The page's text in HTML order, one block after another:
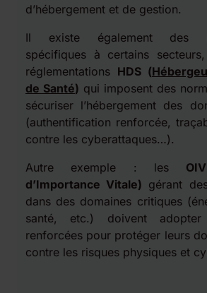
d’hébergement et de gestion.
Il existe également des
spécifiques à certains
réglementations HDS (
de Santé) qui imposent des
sécuriser l’hébergement des
(authentification renforcée,
contre les cyberattaques…).
Autre exemple : les
d’Importance Vitale) gérant
dans des domaines critiques
santé, etc.) doivent
renforcées pour protéger leurs
contre les risques physiques et